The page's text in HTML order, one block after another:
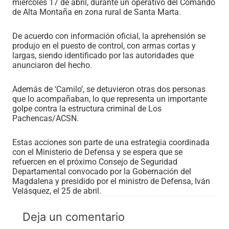
miércoles 17 de abril, durante un operativo del Comando
de Alta Montaña en zona rural de Santa Marta.
De acuerdo con información oficial, la aprehensión se
produjo en el puesto de control, con armas cortas y
largas, siendo identificado por las autoridades que
anunciaron del hecho.
Además de ‘Camilo’, se detuvieron otras dos personas
que lo acompañaban, lo que representa un importante
golpe contra la estructura criminal de Los
Pachencas/ACSN.
Estas acciones son parte de una estrategia coordinada
con el Ministerio de Defensa y se espera que se
refuercen en el próximo Consejo de Seguridad
Departamental convocado por la Gobernación del
Magdalena y presidido por el ministro de Defensa, Iván
Velásquez, el 25 de abril.
Deja un comentario